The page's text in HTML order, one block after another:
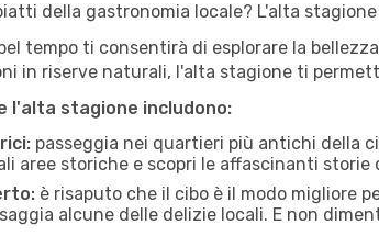
della gastronomia locale? L'alta
tempo ti consentirà di esplorare la
in riserve naturali, l'alta stagione ti
l'alta stagione includono:
passeggia nei quartieri più antichi della
aree storiche e scopri le affascinanti
è risaputo che il cibo è il modo migliore
alcune delle delizie locali. E non